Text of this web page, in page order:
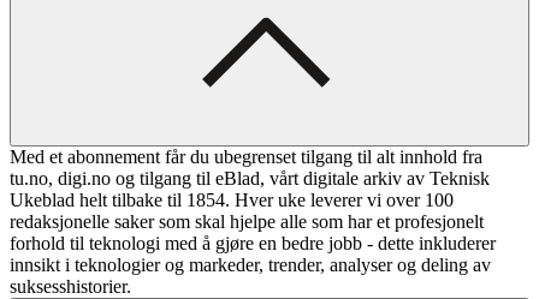
Med et abonnement får du ubegrenset tilgang til alt innhold fra
tu.no, digi.no og tilgang til eBlad, vårt digitale arkiv av Teknisk
Ukeblad helt tilbake til 1854. Hver uke leverer vi over 100
redaksjonelle saker som skal hjelpe alle som har et profesjonelt
forhold til teknologi med å gjøre en bedre jobb - dette inkluderer
innsikt i teknologier og markeder, trender, analyser og deling av
suksesshistorier.